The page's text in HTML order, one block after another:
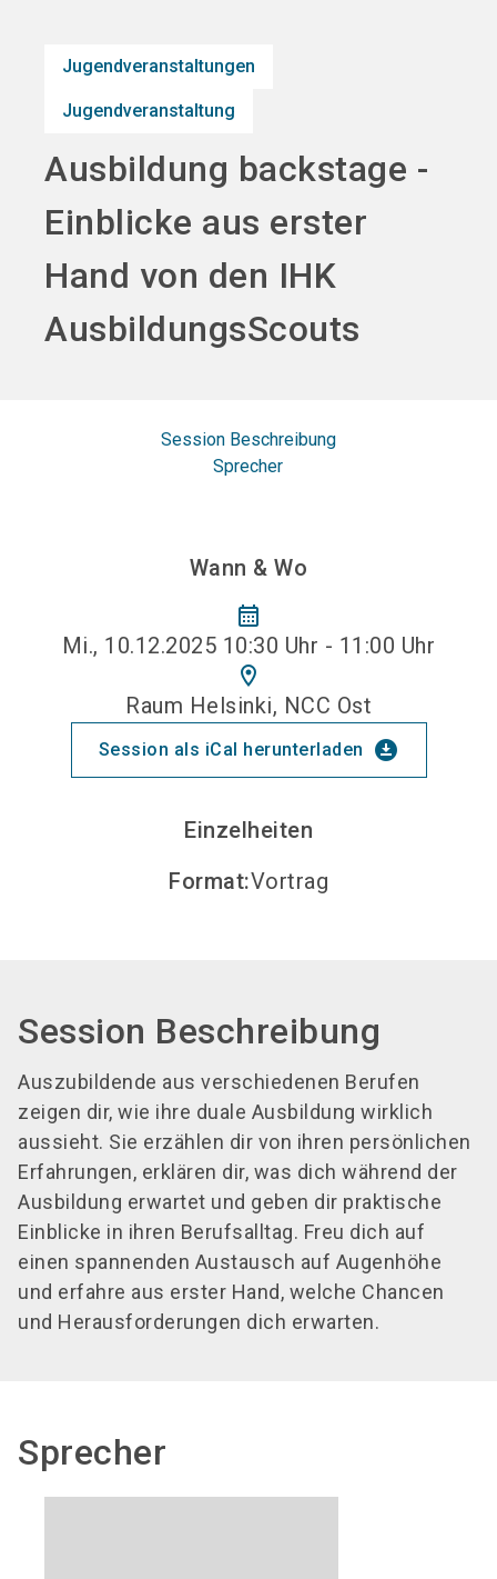
Jugendveranstaltungen
Jugendveranstaltung
Ausbildung backstage -
Einblicke aus erster
Hand von den IHK
AusbildungsScouts
Session Beschreibung
Sprecher
Wann & Wo
calendar_month
Mi., 10.12.2025 10:30 Uhr - 11:00 Uhr
location_on
Raum Helsinki, NCC Ost
Session als iCal herunterladen download_for_offline
Einzelheiten
Format:Vortrag
Session Beschreibung
Auszubildende aus verschiedenen Berufen
zeigen dir, wie ihre duale Ausbildung wirklich
aussieht. Sie erzählen dir von ihren persönlichen
Erfahrungen, erklären dir, was dich während der
Ausbildung erwartet und geben dir praktische
Einblicke in ihren Berufsalltag. Freu dich auf
einen spannenden Austausch auf Augenhöhe
und erfahre aus erster Hand, welche Chancen
und Herausforderungen dich erwarten.
Sprecher